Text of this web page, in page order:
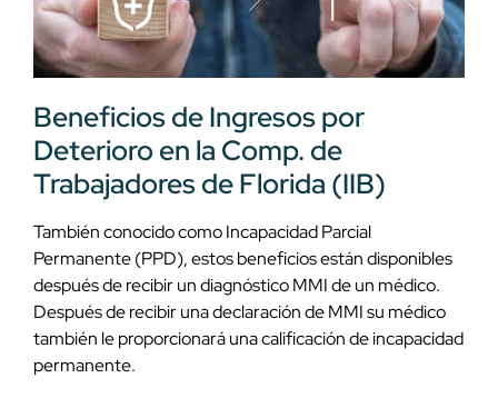
Beneficios de Ingresos por
Deterioro en la Comp. de
Trabajadores de Florida (IIB)
También conocido como Incapacidad Parcial
Permanente (PPD), estos beneficios están disponibles
después de recibir un diagnóstico MMI de un médico.
Después de recibir una declaración de MMI su médico
también le proporcionará una calificación de incapacidad
permanente.